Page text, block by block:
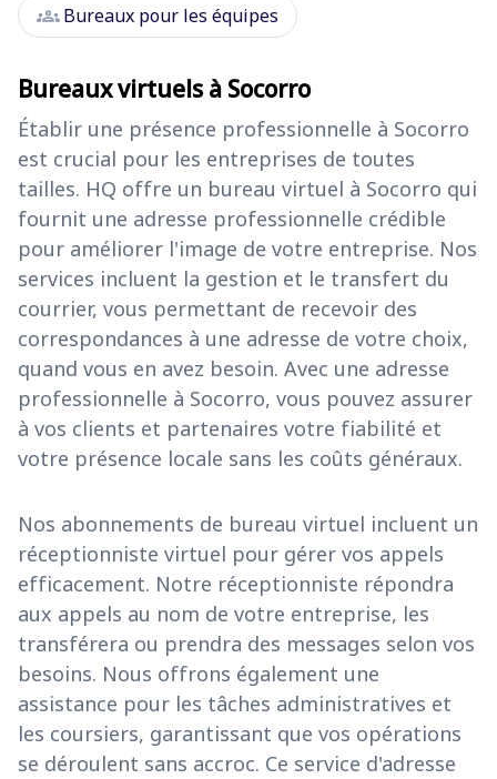
groupsBureaux pour les équipes
Bureaux virtuels à Socorro
Établir une présence professionnelle à Socorro
est crucial pour les entreprises de toutes
tailles. HQ offre un bureau virtuel à Socorro qui
fournit une adresse professionnelle crédible
pour améliorer l'image de votre entreprise. Nos
services incluent la gestion et le transfert du
courrier, vous permettant de recevoir des
correspondances à une adresse de votre choix,
quand vous en avez besoin. Avec une adresse
professionnelle à Socorro, vous pouvez assurer
à vos clients et partenaires votre fiabilité et
votre présence locale sans les coûts généraux.
Nos abonnements de bureau virtuel incluent un
réceptionniste virtuel pour gérer vos appels
efficacement. Notre réceptionniste répondra
aux appels au nom de votre entreprise, les
transférera ou prendra des messages selon vos
besoins. Nous offrons également une
assistance pour les tâches administratives et
les coursiers, garantissant que vos opérations
se déroulent sans accroc. Ce service d'adresse